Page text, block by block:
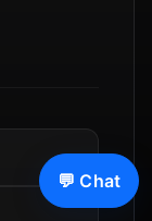
💬 Chat